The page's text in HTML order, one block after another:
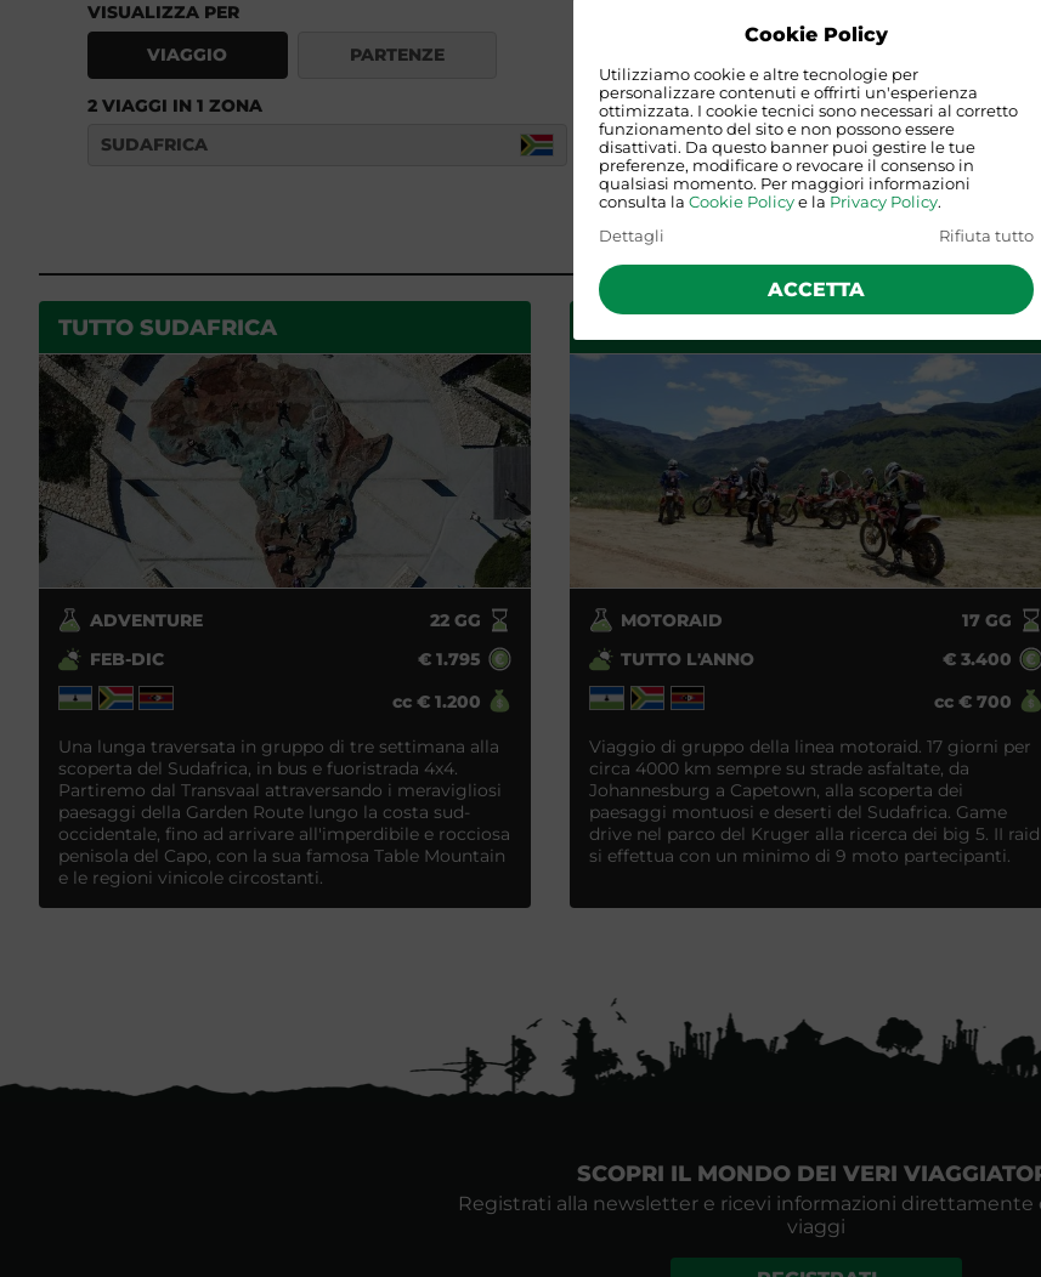
Cookie Policy
Utilizziamo cookie e altre tecnologie per
personalizzare contenuti e offrirti un'esperienza
ottimizzata. I cookie tecnici sono necessari al corretto
funzionamento del sito e non possono essere
disattivati. Da questo banner puoi gestire le tue
preferenze, modificare o revocare il consenso in
qualsiasi momento. Per maggiori informazioni
consulta la Cookie Policye la Privacy Policy.
Dettagli
Rifiuta tutto
ACCETTA
VISUALIZZA PER
VIAGGIO
PARTENZE
2 VIAGGI IN 1 ZONA
SUDAFRICA
TUTTO SUDAFRICA
ADVENTURE 22GG
FEB-DIC
€ 1.795
cc € 1.200
Una lunga traversata in gruppo di tre settimana alla
scoperta del Sudafrica, in bus e fuoristrada 4x4.
Partiremo dal Transvaal attraversando i meravigliosi
paesaggi della Garden Route lungo la costa sud-
occidentale, fino ad arrivare all'imperdibile e rocciosa
penisola del Capo, con la sua famosa Table Mountain
e le regioni vinicole circostanti.
MOTORAID 17 GG
TUTTO L'ANNO
€ 3.400
cc€ 700
Viaggio di gruppo della linea motoraid. 17 giorni per
circa 4000 km sempre su strade asfaltate, da
Johannesburg a Capetown, alla scoperta dei
paesaggi montuosi e deserti del Sudafrica. Game
drive nel parco del Kruger alla ricerca dei big 5. II raid
si effettua con un minimo di 9 moto partecipanti.
SCOPRI IL MONDO DEI VERI
Registrati alla newsletter e ricevi informazioni direttamente
viaggi